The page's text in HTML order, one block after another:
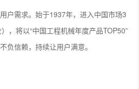
户需求。始于1937年，进入中国市场3
，将以“中国工程机械年度产品TOP50”
负信赖，持续让用户满意。